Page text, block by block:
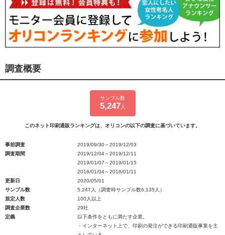
調査概要
サンプル数
5,247 人
このネット印刷通販ランキングは、オリコンの以下の調査に基づいています。
事前調査
2019/09/30～2019/12/03
調査期間
2019/12/04～2019/12/11
2019/01/07～2019/01/15
2018/01/04～2018/01/11
更新日
2020/05/01
サンプル数
5,247人（調査時サンプル数6,135人）
規定人数
100人以上
調査企業数
29社
定義
以下条件をともに満たす企業。
・インターネット上で、印刷の発注ができる印刷通販事業を主